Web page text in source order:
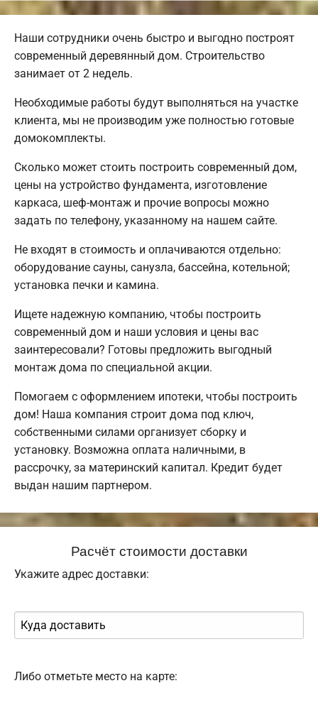
Наши сотрудники очень быстро и выгодно построят
современный деревянный дом. Строительство
занимает от 2 недель.
Необходимые работы будут выполняться на участке
клиента, мы не производим уже полностью готовые
домокомплекты.
Сколько может стоить построить современный дом,
цены на устройство фундамента, изготовление
каркаса, шеф-монтаж и прочие вопросы можно
задать по телефону, указанному на нашем сайте.
Не входят в стоимость и оплачиваются отдельно:
оборудование сауны, санузла, бассейна, котельной;
установка печки и камина.
Ищете надежную компанию, чтобы построить
современный дом и наши условия и цены вас
заинтересовали? Готовы предложить выгодный
монтаж дома по специальной акции.
Помогаем с оформлением ипотеки, чтобы построить
дом! Наша компания строит дома под ключ,
собственными силами организует сборку и
установку. Возможна оплата наличными, в
рассрочку, за материнский капитал. Кредит будет
выдан нашим партнером.
Расчёт стоимости доставки
Укажите адрес доставки:
Либо отметьте место на карте: